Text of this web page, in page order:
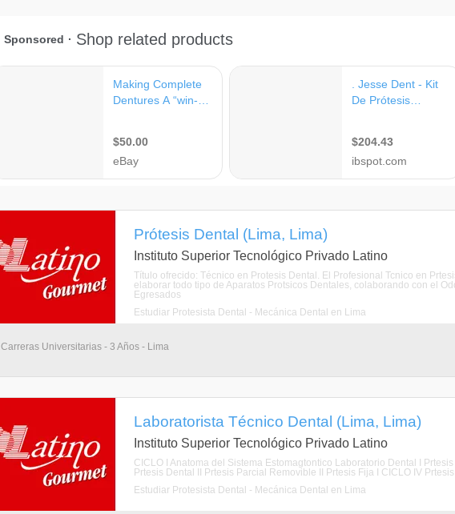
Prótesis Dental (Lima, Lima)
Instituto Superior Tecnológico Privado Latino
Título ofrecido: Técnico en Protesis Dental. El Profesional Tcnico en
elaborar todo tipo de Aparatos Protsicos Dentales, colaborando con el
Egresados
Estudiar Protesista Dental - Mecánica Dental en Lima
Carreras Universitarias - 3 Años - Lima
Laboratorista Técnico Dental (Lima, Lima)
Instituto Superior Tecnológico Privado Latino
CICLO I Anatoma del Sistema Estomagtontico Laboratorio Dental I
Prtesis Dental II Prtesis Parcial Removible II Prtesis Fija I CICLO IV
Estudiar Protesista Dental - Mecánica Dental en Lima